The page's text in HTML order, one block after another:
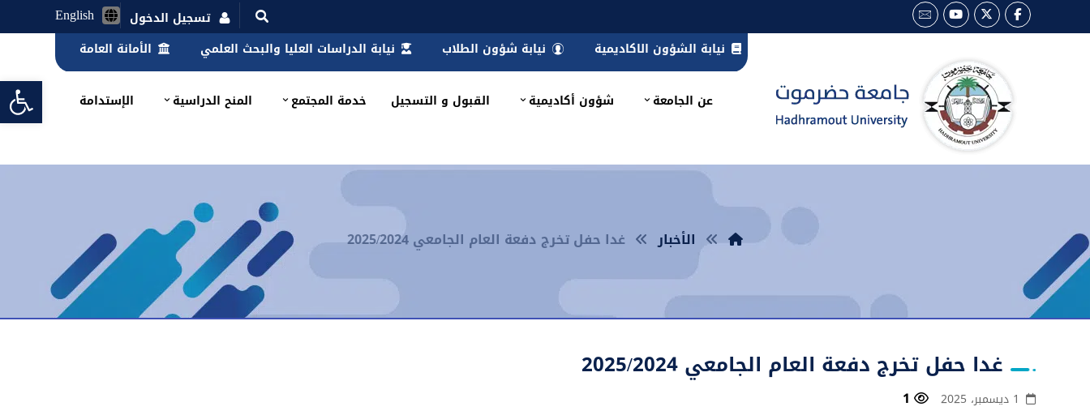
English
تسجيل الدخول
نيابة الشؤون الاكاديمية
نيابة شؤون الطلاب نيابة الدراسات العليا والبحث العلمي الأمانة العامة
عن الجامعة شؤون أكاديمية القبول و التسجيل خدمة المجتمع المنح الدراسية الإستدامة
الأخبار غدا حفل تخرج دفعة العام الجامعي 2025/2024
غدا حفل تخرج دفعة العام الجامعي 2025/2024
1 ديسمبر، 2025